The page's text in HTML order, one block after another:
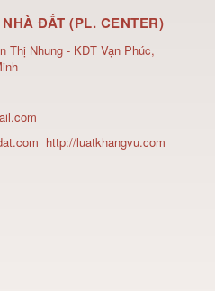
ĐẤT (PL. CENTER)
Thị Nhung - KĐT Vạn Phúc,
http://luatkhangvu.com